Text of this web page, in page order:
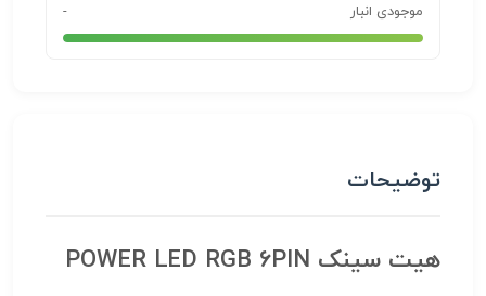
موجودی انبار -
توضیحات
هیت سینک POWER LED RGB 6PIN